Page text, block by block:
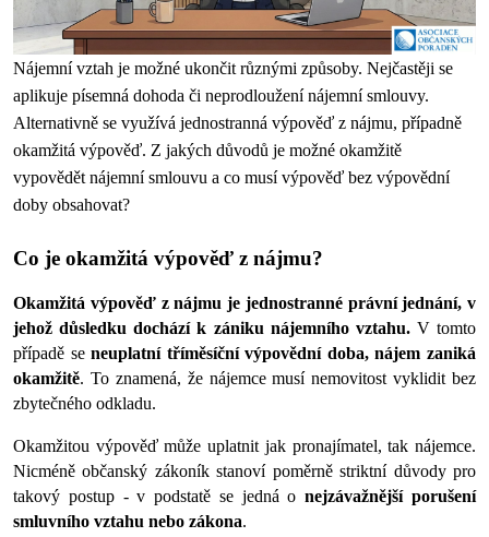
Nájemní vztah je možné ukončit různými způsoby. Nejčastěji se
aplikuje písemná dohoda či neprodloužení nájemní smlouvy.
Alternativně se využívá jednostranná výpověď z nájmu, případně
okamžitá výpověď. Z jakých důvodů je možné okamžitě
vypovědět nájemní smlouvu a co musí výpověď bez výpovědní
doby obsahovat?
Co je okamžitá výpověď z nájmu?
Okamžitá výpověď z nájmu je jednostranné právní jednání, v
jehož důsledku dochází k zániku nájemního vztahu. V tomto
případě se neuplatní tříměsíční výpovědní doba, nájem zaniká
okamžitě. To znamená, že nájemce musí nemovitost vyklidit bez
zbytečného odkladu.
Okamžitou výpověď může uplatnit jak pronajímatel, tak nájemce.
Nicméně občanský zákoník stanoví poměrně striktní důvody pro
takový postup - v podstatě se jedná o nejzávažnější porušení
smluvního vztahu nebo zákona.